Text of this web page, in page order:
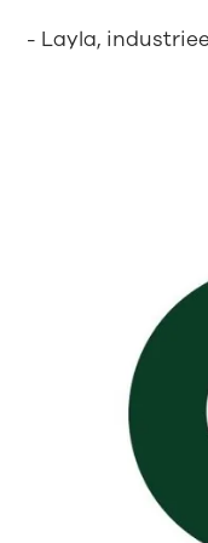
- Layla,